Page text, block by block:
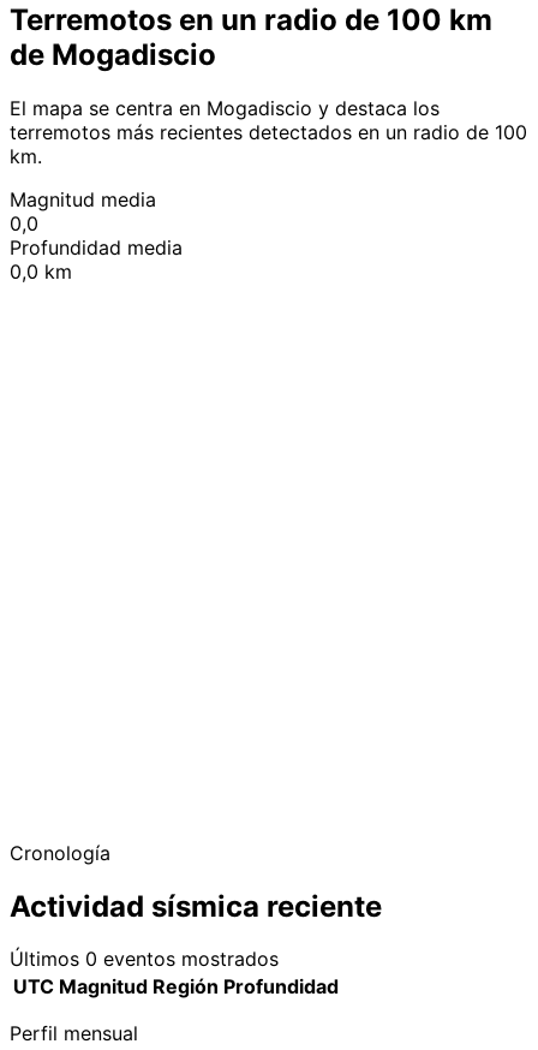
Terremotos en un radio de 100 km
de Mogadiscio
El mapa se centra en Mogadiscio y destaca los
terremotos más recientes detectados en un radio de 100
km.
Magnitud media
0,0
Profundidad media
0,0 km
Cronología
Actividad sísmica reciente
Últimos 0 eventos mostrados
UTC Magnitud Región Profundidad
Perfil mensual